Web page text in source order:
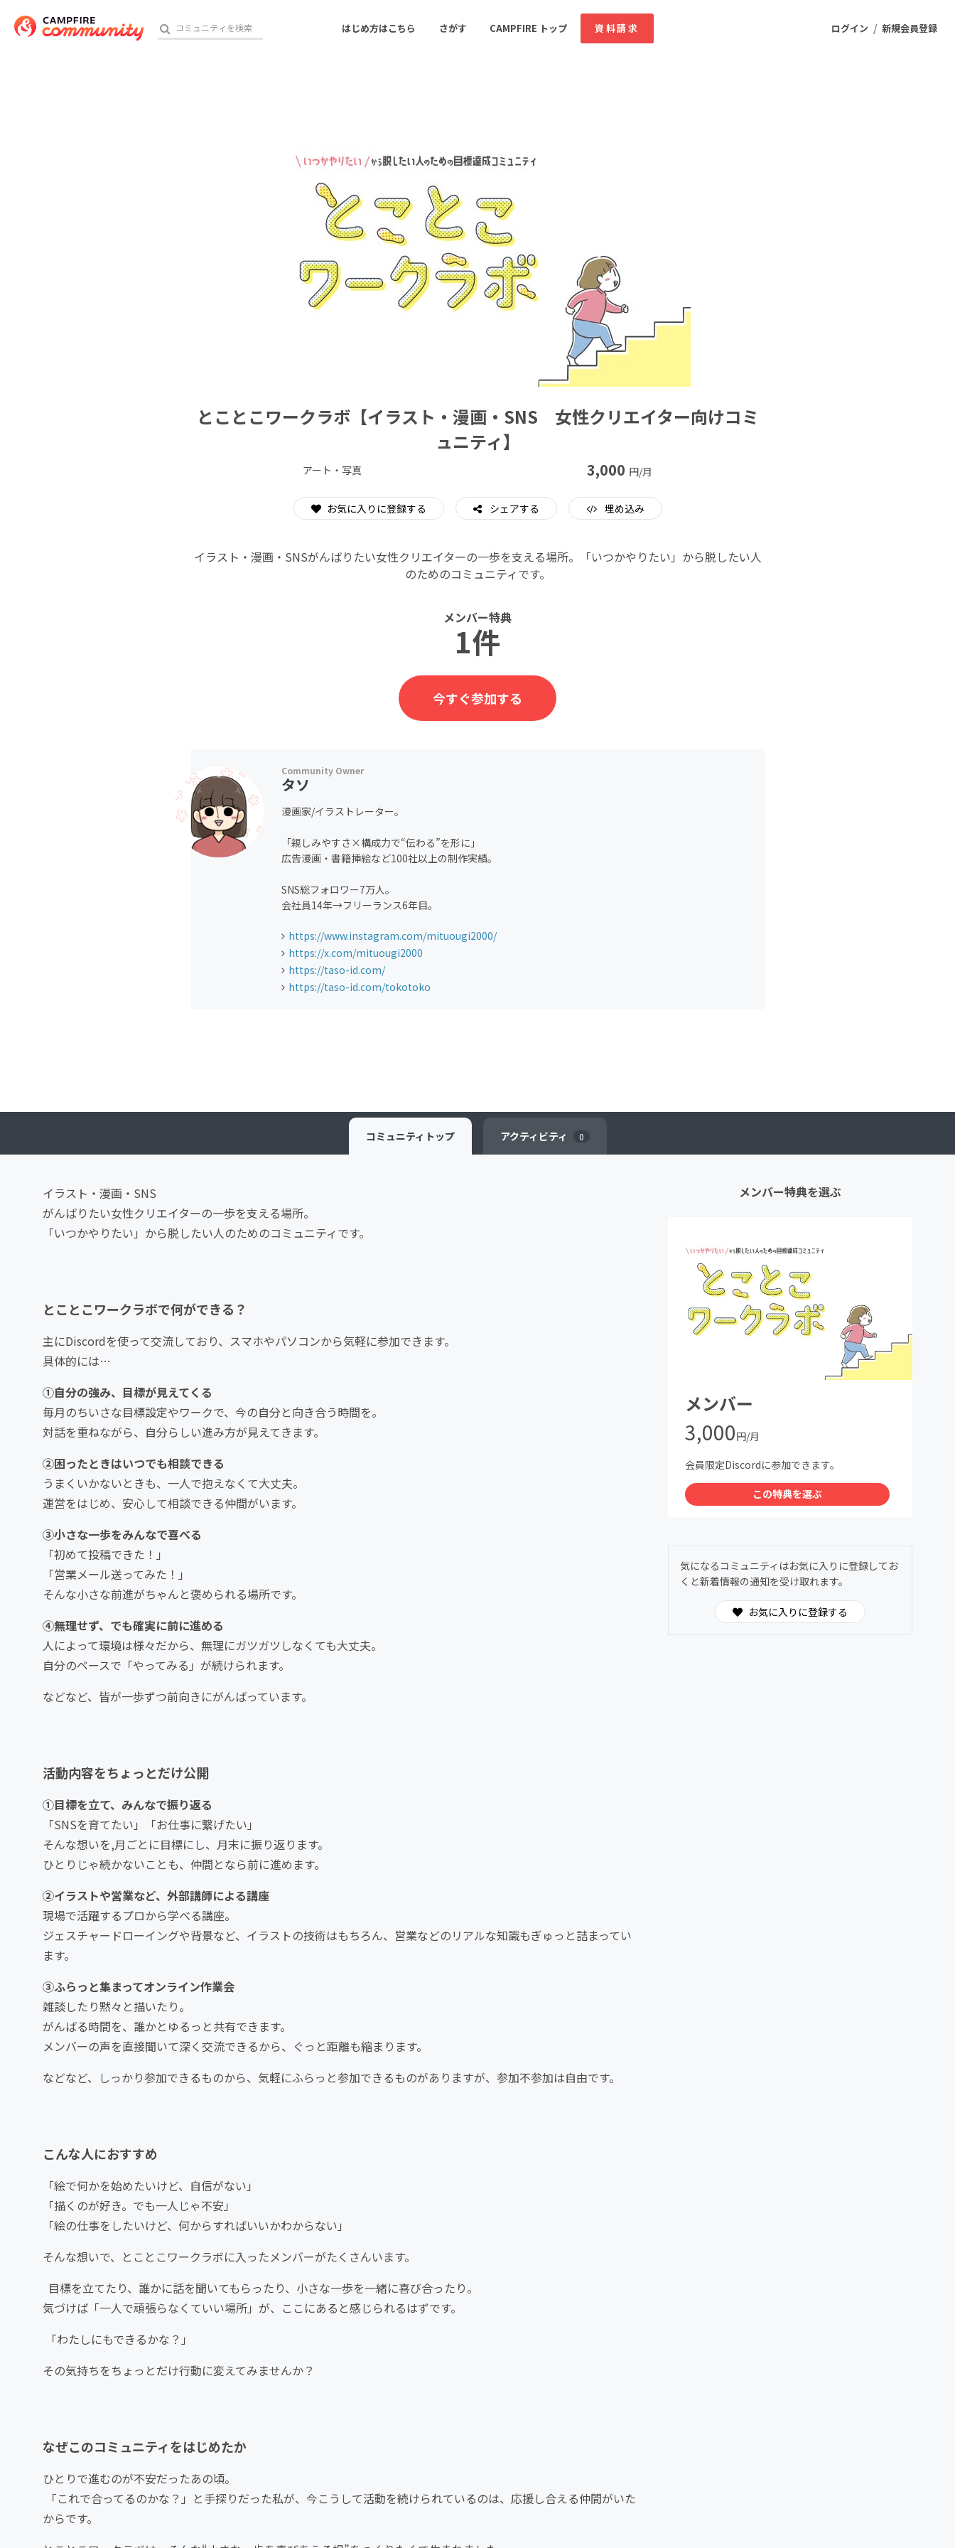
ログイン / 新規会員登録
はじめ方はこちら さがす CAMPFIRE トップ 資料請求
ゲーム・サービス開発
書籍・雑誌出版
ソーシャルグッド ビューティー・ヘルスケア
CAMPFIRE Creation
とことこワークラボ【イラスト・漫画・SNS 女性クリエイター向けコミ
ュニティ】
アート・写真 3,000 円/月
お気に入りに登録する シェアする 埋め込み
イラスト・漫画・SNSがんばりたい女性クリエイターの一歩を支える場所。「いつかやりたい」から脱したい人
のためのコミュニティです。
メンバー特典
1件
今すぐ参加する
タソ
漫画家/イラストレーター。
「親しみやすさ×構成力で“伝わる”を形に」
広告漫画・書籍挿絵など100社以上の制作実績。
SNS総フォロワー7万人。
会社員14年→フリーランス6年目。
https://www.instagram.com/mituougi2000/
https://x.com/mituougi2000
https://taso-id.com/
https://taso-id.com/tokotoko
コミュニティ トップ アクティビティ 0
イラスト・漫画・SNS
がんばりたい女性クリエイターの一歩を支える場所。
「いつかやりたい」から脱したい人のためのコミュニティです。
とことこワークラボで何ができる？
主にDiscordを使って交流しており、スマホやパソコンから気軽に参加できます。
具体的には…
①自分の強み、目標が見えてくる
毎月のちいさな目標設定やワークで、今の自分と向き合う時間を。
対話を重ねながら、自分らしい進み方が見えてきます。
②困ったときはいつでも相談できる
うまくいかないときも、一人で抱えなくて大丈夫。
運営をはじめ、安心して相談できる仲間がいます。
③小さな一歩をみんなで喜べる
「初めて投稿できた！」
「営業メール送ってみた！」
そんな小さな前進がちゃんと褒められる場所です。
④無理せず、でも確実に前に進める
人によって環境は様々だから、無理にガツガツしなくても大丈夫。
自分のペースで「やってみる」が続けられます。
などなど、皆が一歩ずつ前向きにがんばっています。
活動内容をちょっとだけ公開
①目標を立て、みんなで振り返る
「SNSを育てたい」「お仕事に繋げたい」
そんな想いを,月ごとに目標にし、月末に振り返ります。
ひとりじゃ続かないことも、仲間となら前に進めます。
②イラストや営業など、外部講師による講座
現場で活躍するプロから学べる講座。
ジェスチャードローイングや背景など、イラストの技術はもちろん、営業などのリアルな知識もぎゅっと詰まってい
ます。
③ふらっと集まってオンライン作業会
雑談したり黙々と描いたり。
がんばる時間を、誰かとゆるっと共有できます。
メンバーの声を直接聞いて深く交流できるから、ぐっと距離も縮まります。
などなど、しっかり参加できるものから、気軽にふらっと参加できるものがありますが、参加不参加は自由です。
こんな人におすすめ
「絵で何かを始めたいけど、自信がない」
「描くのが好き。でも一人じゃ不安」
「絵の仕事をしたいけど、何からすればいいかわからない」
そんな想いで、とことこワークラボに入ったメンバーがたくさんいます。
目標を立てたり、誰かに話を聞いてもらったり、小さな一歩を一緒に喜び合ったり。
気づけば「一人で頑張らなくていい場所」が、ここにあると感じられるはずです。
「わたしにもできるかな？」
その気持ちをちょっとだけ行動に変えてみませんか？
なぜこのコミュニティをはじめたか
ひとりで進むのが不安だったあの頃。
「これで合ってるのかな？」と手探りだった私が、今こうして活動を続けられているのは、応援し合える仲間がいた
からです。
メンバー特典を選ぶ
メンバー
3,000円/月
会員限定Discordに参加できます。
この特典を選ぶ
気になるコミュニティはお気に入りに登録してお
くと新着情報の通知を受け取れます。
お気に入りに登録する